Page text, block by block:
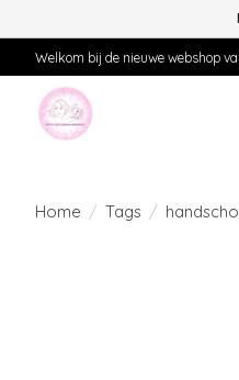
Welkom bij de nieuwe webshop
Home / Tags /